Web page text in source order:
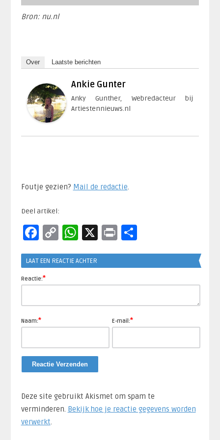
Bron: nu.nl
Over Laatste berichten
Ankie Gunter
Anky Gunther, Webredacteur bij
Artiestennieuws.nl
Foutje gezien? Mail de redactie.​
Deel artikel:
Facebook
CopyWhatsApp
X PrintDelen
LAAT EEN REACTIE ACHTER
Reactie:*
Naam:* E-mail:*
Deze site gebruikt Akismet om spam te
verminderen. Bekijk hoe je reactie gegevens worden
verwerkt.